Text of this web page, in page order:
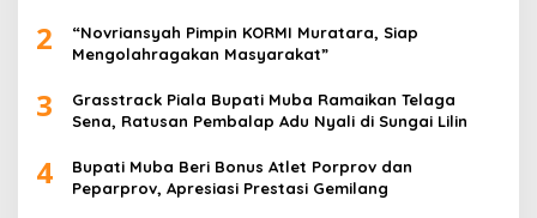
2
“Novriansyah Pimpin KORMI Muratara, Siap
Mengolahragakan Masyarakat”
3
Grasstrack Piala Bupati Muba Ramaikan Telaga
Sena, Ratusan Pembalap Adu Nyali di Sungai Lilin
4
Bupati Muba Beri Bonus Atlet Porprov dan
Peparprov, Apresiasi Prestasi Gemilang